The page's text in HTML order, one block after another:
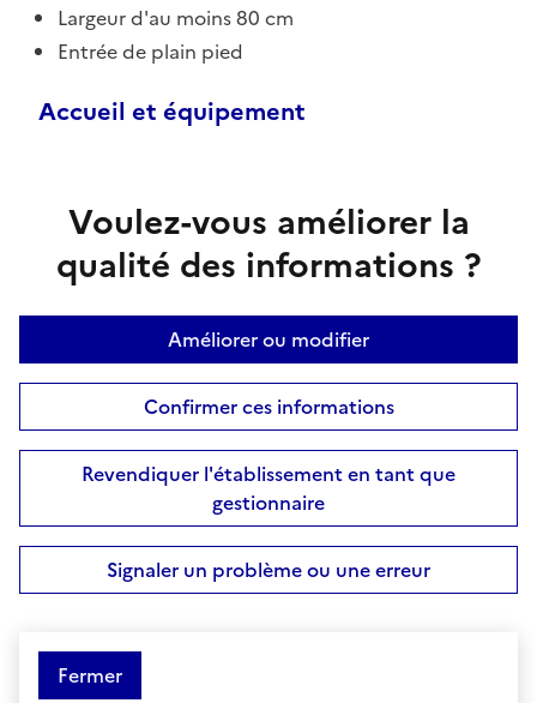
Largeur d'au moins 80 cm
Entrée de plain pied
Accueil et équipement
Voulez-vous améliorer la
qualité des informations ?
Améliorer ou modifier
Confirmer ces informations
Revendiquer l'établissement en tant que
gestionnaire
Signaler un problème ou une erreur
Fermer